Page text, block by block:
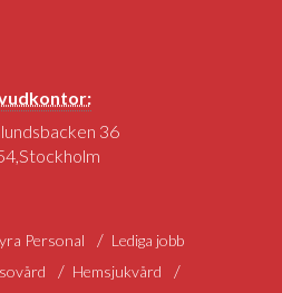
36
Personal
Lediga jobb
Hemsjukvård